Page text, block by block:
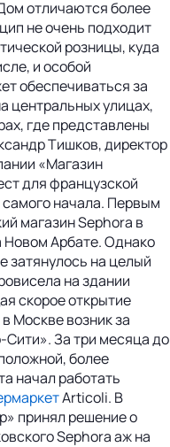
отличаются более
не очень подходит
розницы, куда
и особой
обеспечиваться за
центральных улицах,
где представлены
Тишков, директор
«Магазин
для французской
самого начала. Первым
магазин Sephora в
Арбате. Однако
затянулось на целый
на здании
скорое открытие
Москве возник за
За три месяца до
более
начал работать
Articoli. В
принял решение о
Sephora аж на